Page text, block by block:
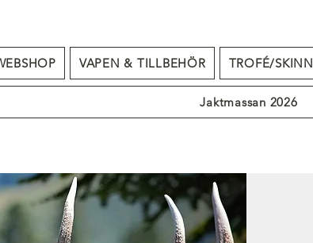
VAPEN & TILLBEHÖR TROFÉ/SKINN
Jaktmassan 2026